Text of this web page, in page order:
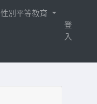
性別平等教育
登
入